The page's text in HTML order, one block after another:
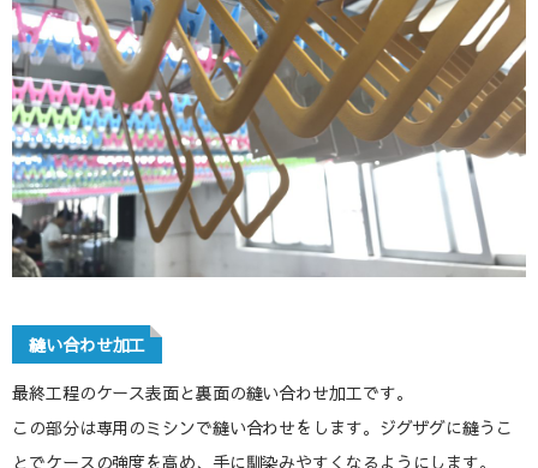
縫い合わせ加工
最終工程のケース表面と裏面の縫い合わせ加工です。
この部分は専用のミシンで縫い合わせをします。ジグザグに縫うこ
とでケースの強度を高め、手に馴染みやすくなるようにします。